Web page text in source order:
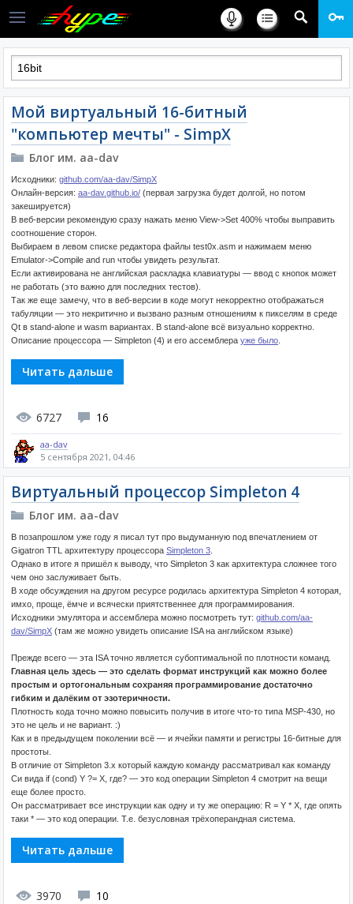
Мой виртуальный 16-битный
"компьютер мечты" - SimpX
Блог им. aa-dav
Исходники: github.com/aa-dav/SimpX
Онлайн-версия: aa-dav.github.io/ (первая загрузка будет долгой, но потом
закешируется)
В веб-версии рекомендую сразу нажать меню View->Set 400% чтобы выправить
соотношение сторон.
Выбираем в левом списке редактора файлы test0x.asm и нажимаем меню
Emulator->Compile and run чтобы увидеть результат.
Если активирована не английская раскладка клавиатуры — ввод с кнопок может
не работать (это важно для последних тестов).
Так же еще замечу, что в веб-версии в коде могут некорректно отображаться
табуляции — это некритично и вызвано разным отношениям к пикселям в среде
Qt в stand-alone и wasm вариантах. В stand-alone всё визуально корректно.
Описание процессора — Simpleton (4) и его ассемблера уже было
Читать дальше
6727 16
aa-dav
5 сентября 2021, 04:46
Виртуальный процессор Simpleton 4
Блог им. aa-dav
В позапрошлом уже году я писал тут про выдуманную под впечатлением от
Gigatron TTL архитектуру процессора Simpleton 3
Однако в итоге я пришёл к выводу, что Simpleton 3 как архитектура сложнее того
чем оно заслуживает быть.
В ходе обсуждения на другом ресурсе родилась архитектура Simpleton 4 которая,
имхо, проще, ёмче и всячески приятственнее для программирования.
Исходники эмулятора и ассемблера можно посмотреть тут: github.com/aa-
dav/SimpX (там же можно увидеть описание ISA на английском языке)
Прежде всего — эта ISA точно является субоптимальной по плотности команд.
Главная цель здесь — это сделать формат инструкций как можно более
простым и ортогональным сохраняя программирование достаточно
гибким и далёким от эзотеричности.
Плотность кода точно можно повысить получив в итоге что-то типа MSP-430, но
это не цель и не вариант. :)
Как и в предыдущем поколении всё — и ячейки памяти и регистры 16-битные для
простоты.
В отличие от Simpleton 3.x который каждую команду рассматривал как команду
Си вида if (cond) Y ?= X, где? — это код операции Simpleton 4 смотрит на вещи
еще более просто.
Он рассматривает все инструкции как одну и ту же операцию: R = Y * X, где опять
таки * — это код операции. Т.е. безусловная трёхоперандная система.
Читать дальше
3970 10